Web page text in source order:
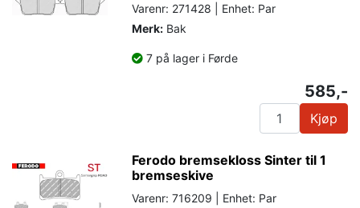
Varenr: 271428 | Enhet: Par
Merk: Bak
7 på lager i Førde
585,-
Kjøp
Ferodo bremsekloss Sinter til 1
bremseskive
Varenr: 716209 | Enhet: Par